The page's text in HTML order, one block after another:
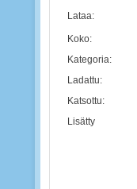
Lataa:
Koko:
Kategoria:
Ladattu:
Katsottu:
Lisätty